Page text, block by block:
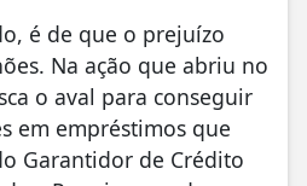
é de que o prejuízo
Na ação que abriu no
o aval para conseguir
em empréstimos que
Garantidor de Crédito